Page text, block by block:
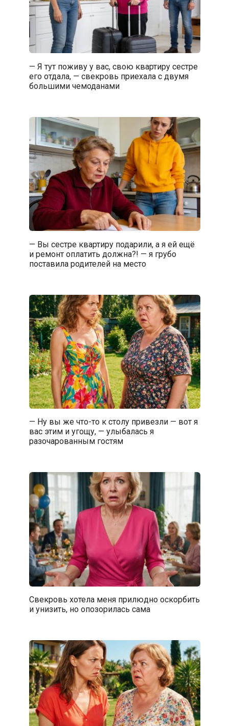
— Я тут поживу у вас, свою квартиру сестре
его отдала, — свекровь приехала с двумя
большими чемоданами
— Вы сестре квартиру подарили, а я ей ещё
и ремонт оплатить должна?! — я грубо
поставила родителей на место
— Ну вы же что-то к столу привезли — вот я
вас этим и угощу, — улыбалась я
разочарованным гостям
Свекровь хотела меня прилюдно оскорбить
и унизить, но опозорилась сама